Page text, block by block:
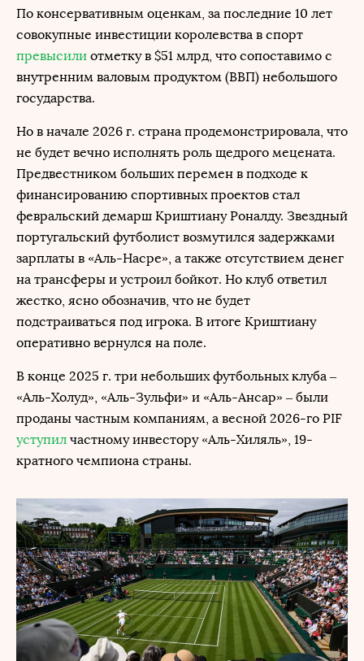
По консервативным оценкам, за последние 10 лет
совокупные инвестиции королевства в спорт
превысили отметку в $51 млрд, что сопоставимо с
внутренним валовым продуктом (ВВП) небольшого
государства.
Но в начале 2026 г. страна продемонстрировала, что
не будет вечно исполнять роль щедрого мецената.
Предвестником больших перемен в подходе к
финансированию спортивных проектов стал
февральский демарш Криштиану Роналду. Звездный
португальский футболист возмутился задержками
зарплаты в «Аль-Насре», а также отсутствием денег
на трансферы и устроил бойкот. Но клуб ответил
жестко, ясно обозначив, что не будет
подстраиваться под игрока. В итоге Криштиану
оперативно вернулся на поле.
В конце 2025 г. три небольших футбольных клуба –
«Аль-Холуд», «Аль-Зульфи» и «Аль-Ансар» – были
проданы частным компаниям, а весной 2026-го PIF
уступил частному инвестору «Аль-Хиляль», 19-
кратного чемпиона страны.